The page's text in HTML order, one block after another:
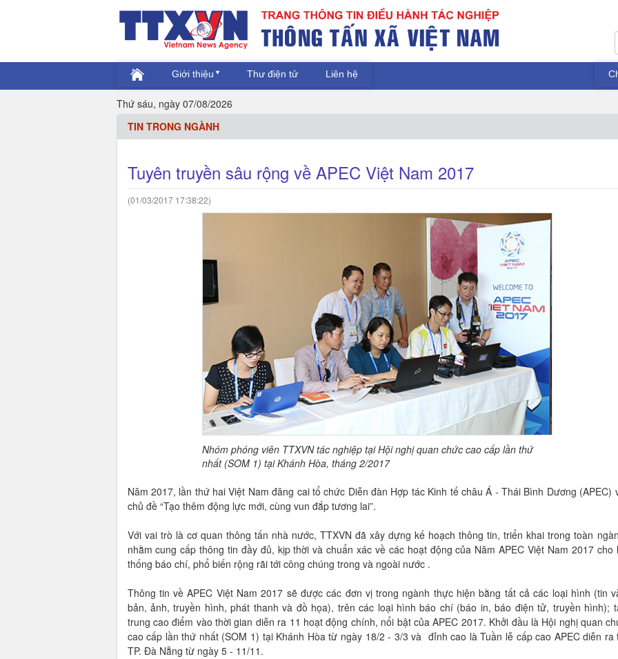
Giới thiệu Thư điện tử Liên hệ
Thứ sáu, ngày 07/08/2026
TIN TRONG NGÀNH
Tuyên truyền sâu rộng về APEC Việt Nam 2017
(01/03/2017 17:38:22)
Nhóm phóng viên TTXVN tác nghiệp tại Hội nghị quan chức cao cấp lần thứ
nhất (SOM 1) tại Khánh Hòa, tháng 2/2017
Năm 2017, lần thứ hai Việt Nam đăng cai tổ chức Diễn đàn Hợp tác Kinh tế châu Á - Thái Bình Dương (APEC)
chủ đề “Tạo thêm động lực mới, cùng vun đắp tương lai”.
Với vai trò là cơ quan thông tấn nhà nước, TTXVN đã xây dựng kế hoạch thông tin, triển khai trong toàn
nhằm cung cấp thông tin đầy đủ, kịp thời và chuẩn xác về các hoạt động của Năm APEC Việt Nam 2017 cho
thống báo chí, phổ biến rộng rãi tới công chúng trong và ngoài nước .
Thông tin về APEC Việt Nam 2017 sẽ được các đơn vị trong ngành thực hiện bằng tất cả các loại hình (tin
bản, ảnh, truyền hình, phát thanh và đồ họa), trên các loại hình báo chí (báo in, báo điện tử, truyền hình);
trung cao điểm vào thời gian diễn ra 11 hoạt động chính, nổi bật của APEC 2017. Khởi đầu là Hội nghị quan
cao cấp lần thứ nhất (SOM 1) tại Khánh Hòa từ ngày 18/2 - 3/3 và đỉnh cao là Tuần lễ cấp cao APEC diễn ra
TP. Đà Nẵng từ ngày 5 - 11/11.